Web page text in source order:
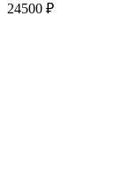
24500 ₽